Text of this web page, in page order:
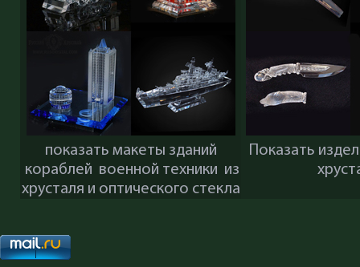
показать макеты зданий
кораблей военной техники из
хрусталя и оптического стекла
Показать